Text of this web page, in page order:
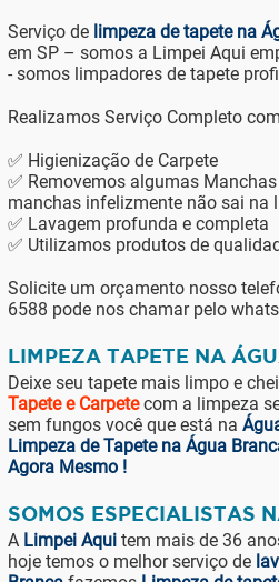
Serviço de limpeza de tapete na
em SP – somos a Limpei Aqui
- somos limpadores de tapete
Realizamos Serviço Completo
✅ Higienização de Carpete
✅ Removemos algumas
manchas infelizmente não sai na
✅ Lavagem profunda e completa
✅ Utilizamos produtos de
Solicite um orçamento nosso
6588 pode nos chamar pelo
LIMPEZA TAPETE NA
Deixe seu tapete mais limpo e
Tapete e Carpetecom a limpeza
sem fungos você que está na
Limpeza de Tapete na Água
Agora Mesmo !
SOMOS ESPECIALISTAS
A Limpei Aquitem mais de 36
hoje temos o melhor serviço de